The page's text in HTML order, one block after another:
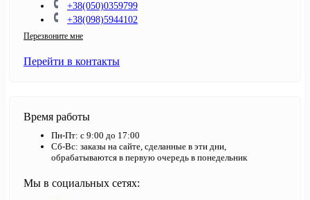
+38(050)0359799
+38(098)5944102
Перезвоните мне
Перейти в контакты
Время работы
Пн-Пт: с 9:00 до 17:00
Сб-Вс: заказы на сайте, сделанные в эти дни,
обрабатываются в первую очередь в понедельник
Мы в социальных сетях: